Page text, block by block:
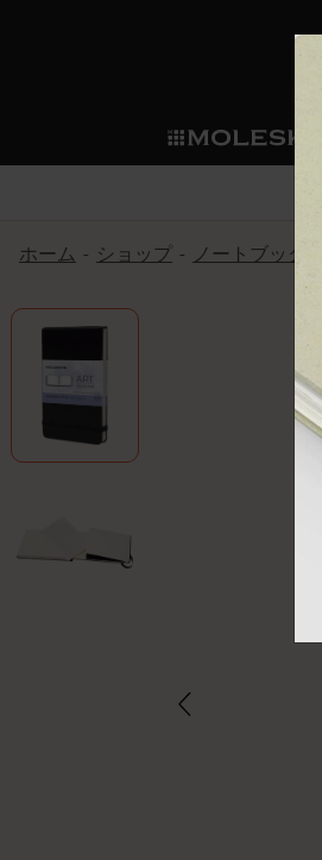
ノートブ
サブカテ
モレス
サブカテ
ライテ
サブカ
限定版
サブカ
サブカ
スマー
サブカテ
モレス
アプリ
サブカ
カスタ
カスタム
和紙テー
ミニノ
別注＆
モレス
我々の
モレス
ペンと紙
持続可
今すぐ
ウェルカム
通常特典:
バースデー
先行プレ
伝説的なお
セールへの
モレスキン
返品期間の
ホーム ショップ ノートブック